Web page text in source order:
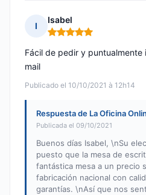
I
Isabel
Nota: 5 de 5
Publicado el 10/10/2021 à 12h14
Fácil de pedir y
mail
Respuesta de La Oficina
Publicada el 09/10/2021
Buenos días Isabel, \nSu
puesto que la mesa de
fantástica mesa a un precio
fabricación nacional con
garantías. \nAsí que nos